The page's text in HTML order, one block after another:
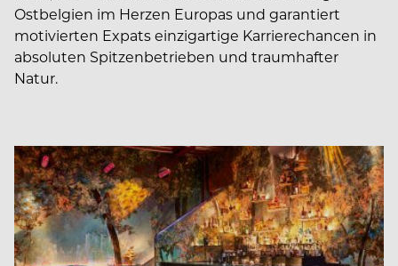
Ostbelgien im Herzen Europas und garantiert
motivierten Expats einzigartige Karrierechancen in
absoluten Spitzenbetrieben und traumhafter
Natur.